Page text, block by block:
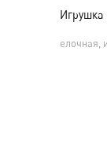
Игрушка
елочная,